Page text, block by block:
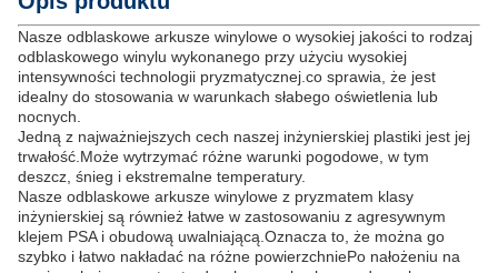
Nasze odblaskowe arkusze winylowe o wysokiej jakości to rodzaj
odblaskowego winylu wykonanego przy użyciu wysokiej
intensywności technologii pryzmatycznej.co sprawia, że jest
idealny do stosowania w warunkach słabego oświetlenia lub
nocnych.
Jedną z najważniejszych cech naszej inżynierskiej plastiki jest jej
trwałość.Może wytrzymać różne warunki pogodowe, w tym
deszcz, śnieg i ekstremalne temperatury.
Nasze odblaskowe arkusze winylowe z pryzmatem klasy
inżynierskiej są również łatwe w zastosowaniu z agresywnym
klejem PSA i obudową uwalniającą.Oznacza to, że można go
szybko i łatwo nakładać na różne powierzchniePo nałożeniu na